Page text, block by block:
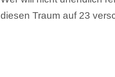
diesen Traum auf 23